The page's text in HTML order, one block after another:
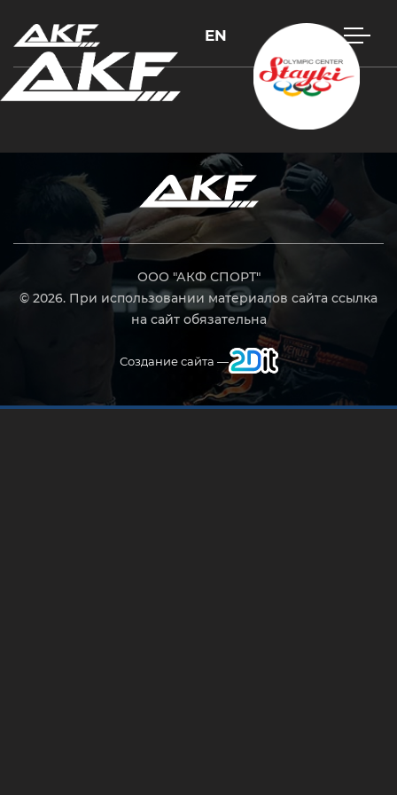
EN
ООО "АКФ СПОРТ"
© 2026. При использовании материалов сайта ссылка
на сайт обязательна
Создание сайта —
Нажмите Enter для поиска или Esc, чтобы закрыть